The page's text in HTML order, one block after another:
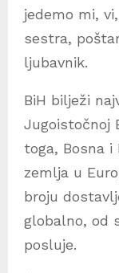
jedemo mi,
sestra,
ljubavnik.
BiH bilježi
Jugoistočnoj
toga, Bosna i
zemlja u
broju
globalno, od
posluje.